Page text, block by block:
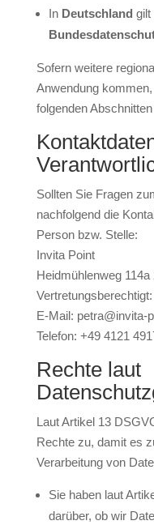
In Deutschland gilt
Sofern weitere
Anwendung
folgenden
Sollten Sie Fragen
nachfolgend die
Person bzw. Stelle:
Invita Point
Heidmühlenweg
E-Mail: petra@invita-
Telefon: +49 4121
Rechte laut
Laut Artikel 13
Rechte zu, damit es
Verarbeitung von
Sie haben laut
darüber, ob wir